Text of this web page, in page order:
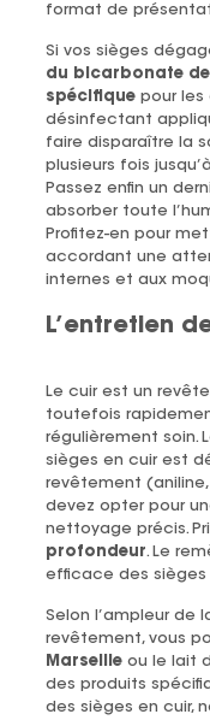
format de
Si vos sièges
du bicarbonate
spécifiquepour les
désinfectant
faire disparaître la
plusieurs fois
Passez enfin un
absorber toute
Profitez-en pour
accordant une
internes et aux
L’entretien
Le cuir est un
toutefois
régulièrement soin.
sièges en cuir est
revêtement
devez opter pour
nettoyage précis.
profondeur. Le
efficace des sièges
Selon l’ampleur de
revêtement, vous
Marseilleou le lait
des produits
des sièges en cuir,